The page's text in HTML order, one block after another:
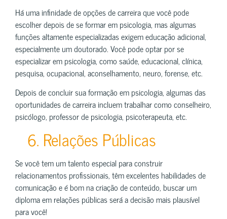
Há uma infinidade de opções de carreira que você pode
escolher depois de se formar em psicologia, mas algumas
funções altamente especializadas exigem educação adicional,
especialmente um doutorado. Você pode optar por se
especializar em psicologia, como saúde, educacional, clínica,
pesquisa, ocupacional, aconselhamento, neuro, forense, etc.
Depois de concluir sua formação em psicologia, algumas das
oportunidades de carreira incluem trabalhar como conselheiro,
psicólogo, professor de psicologia, psicoterapeuta, etc.
6. Relações Públicas
Se você tem um talento especial para construir
relacionamentos profissionais, têm excelentes habilidades de
comunicação e é bom na criação de conteúdo, buscar um
diploma em relações públicas será a decisão mais plausível
para você!